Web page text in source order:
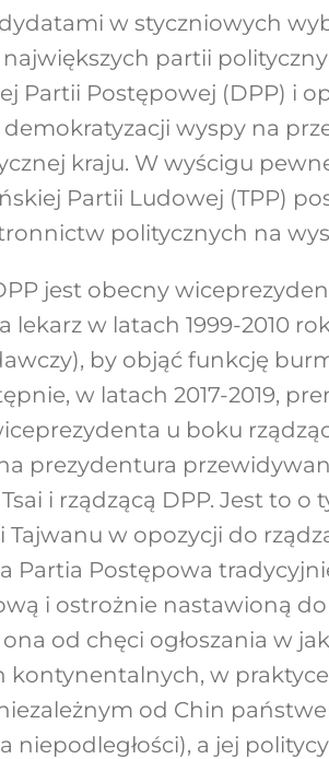
w styczniowych
partii
Partii Postępowej (DPP) i
wyspy na
kraju. W wyścigu
Partii Ludowej (TPP)
politycznych na
jest obecny
lekarz w latach 1999-2010
by objąć funkcję
w latach 2017-2019,
u boku
prezydentura
i rządzącą DPP. Jest to o
Tajwanu w opozycji do
Partia Postępowa
i ostrożnie nastawioną
ona od chęci ogłoszania w
kontynentalnych, w
od Chin
niepodległości), a jej